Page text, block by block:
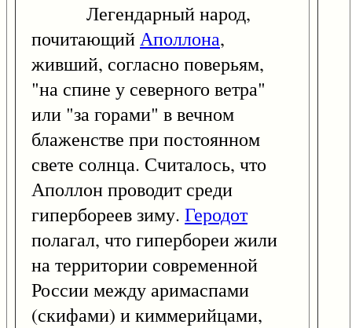
Легендарный народ,
почитающийАполлона,
живший, согласно поверьям,
"на спине у северного ветра"
или "за горами" в вечном
блаженстве при постоянном
свете солнца. Считалось, что
Аполлон проводит среди
гипербореев зиму. Геродот
полагал, что гипербореи жили
на территории современной
России между аримаспами
(скифами) и киммерийцами,